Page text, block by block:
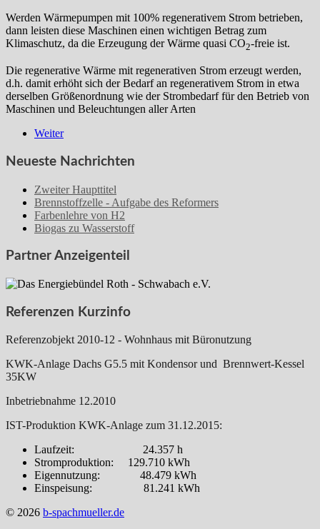
Werden Wärmepumpen mit 100% regenerativem Strom betrieben,
dann leisten diese Maschinen einen wichtigen Betrag zum
Klimaschutz, da die Erzeugung der Wärme quasi CO2-freie ist.
Die regenerative Wärme mit regenerativen Strom erzeugt werden,
d.h. damit erhöht sich der Bedarf an regenerativem Strom in etwa
derselben Größenordnung wie der Strombedarf für den Betrieb von
Maschinen und Beleuchtungen aller Arten
Weiter
Neueste Nachrichten
Zweiter Haupttitel
Brennstoffzelle - Aufgabe des Reformers
Farbenlehre von H2
Biogas zu Wasserstoff
Partner Anzeigenteil
Referenzen Kurzinfo
Referenzobjekt 2010-12 - Wohnhaus mit Büronutzung
KWK-Anlage Dachs G5.5 mit Kondensor und Brennwert-Kessel
35KW
Inbetriebnahme 12.2010
IST-Produktion KWK-Anlage zum 31.12.2015:
Laufzeit: 24.357 h
Stromproduktion: 129.710 kWh
Eigennutzung: 48.479 kWh
Einspeisung: 81.241 kWh
© 2026 b-spachmueller.de